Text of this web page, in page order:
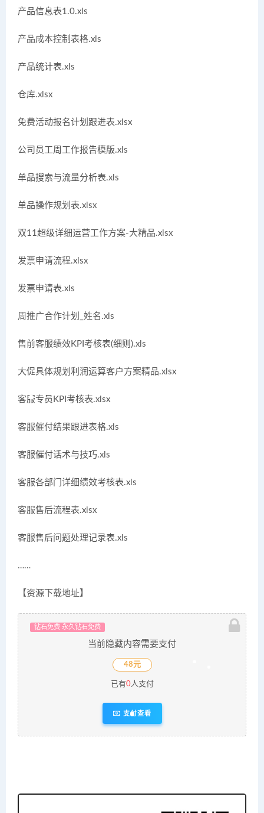
产品信息表1.0.xls
产品成本控制表格.xls
产品统计表.xls
仓库.xlsx
免费活动报名计划跟进表.xlsx
公司员工周工作报告模版.xls
单品搜索与流量分析表.xls
单品操作规划表.xlsx
双11超级详细运营工作方案-大精品.xlsx
发票申请流程.xlsx
发票申请表.xls
周推广合作计划_姓名.xls
售前客服绩效KPI考核表(细则).xls
大促具体规划利润运算客户方案精品.xlsx
客服专员KPI考核表.xlsx
客服催付结果跟进表格.xls
客服催付话术与技巧.xls
客服各部门详细绩效考核表.xls
客服售后流程表.xlsx
客服售后问题处理记录表.xls
……
【资源下载地址】
钻石免费 永久钻石免费
当前隐藏内容需要支付
48元
已有0人支付
支付查看